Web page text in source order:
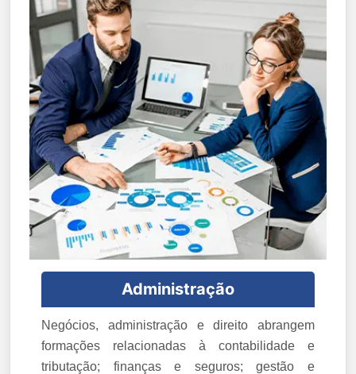
Administração
Negócios, administração e direito abrangem
formações relacionadas à contabilidade e
tributação; finanças e seguros; gestão e